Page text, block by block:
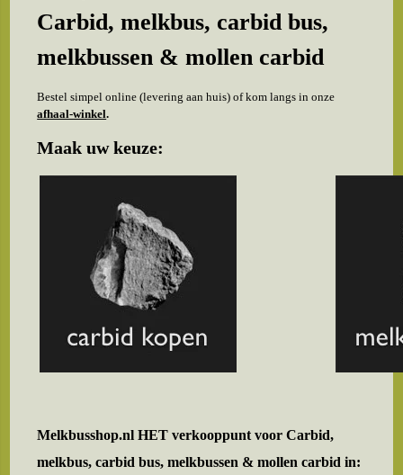
Carbid, melkbus, carbid bus,
melkbussen & mollen carbid
Bestel simpel online (levering aan huis) of kom langs in onze
afhaal-winkel.
Maak uw keuze:
Melkbusshop.nl HET verkooppunt voorCarbid,
melkbus, carbid bus, melkbussen & mollen carbid in: